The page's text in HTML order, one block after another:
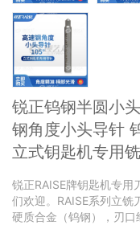
锐正钨钢半圆小
钢角度小头导针
立式钥匙机专用
锐正RAISE牌钥匙机专用
们欢迎。RAISE系列立铣
硬质合金（钨钢），刃